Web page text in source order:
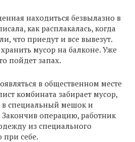
находиться безвылазно в
как расплакалась, когда
что приедут и все вывезут.
мусор на балконе. Уже
пойдет запах.
в общественном месте
комбината забирает мусор,
в специальный мешок и
операцию, работник
из специального
при себе.